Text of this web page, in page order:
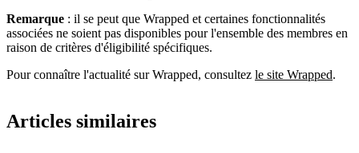
Remarque : il se peut que Wrapped et certaines fonctionnalités
associées ne soient pas disponibles pour l'ensemble des membres en
raison de critères d'éligibilité spécifiques.
Pour connaître l'actualité sur Wrapped, consultez le site Wrapped.
Articles similaires